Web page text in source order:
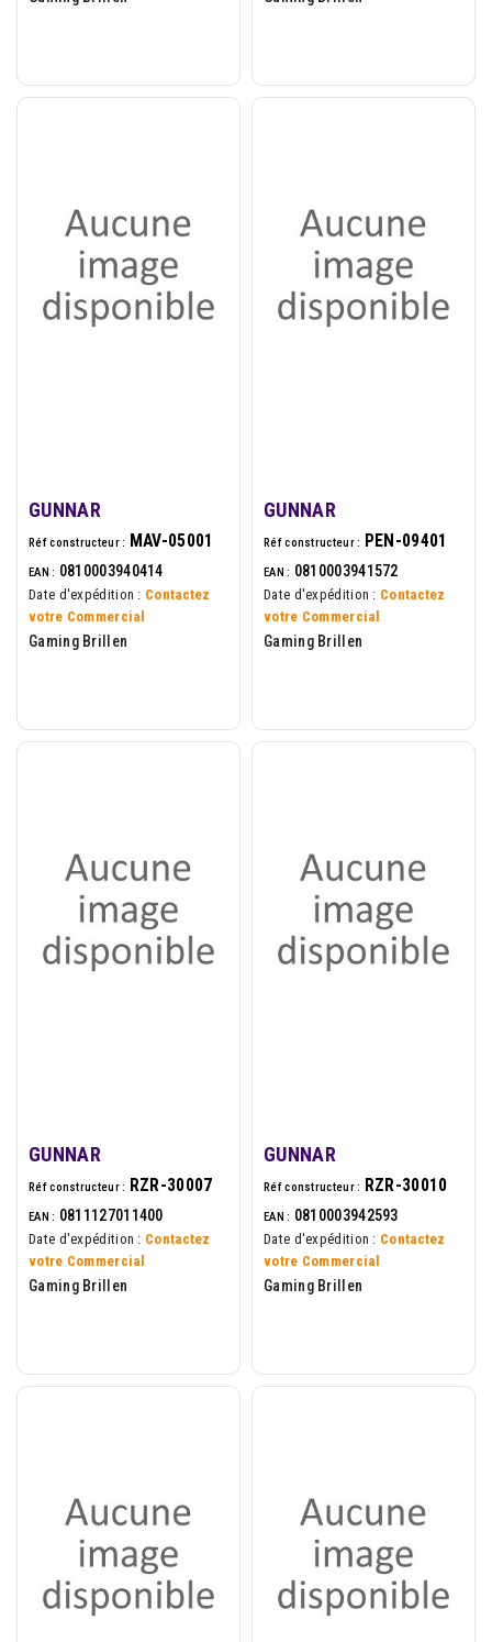
GUNNAR
Réf constructeur : MAV-05001
EAN : 0810003940414
Date d'expédition : Contactez
votre Commercial
Gaming Brillen
GUNNAR
Réf constructeur : PEN-09401
EAN : 0810003941572
Date d'expédition : Contactez
votre Commercial
Gaming Brillen
GUNNAR
Réf constructeur : RZR-30007
EAN : 0811127011400
Date d'expédition : Contactez
votre Commercial
Gaming Brillen
GUNNAR
Réf constructeur : RZR-30010
EAN : 0810003942593
Date d'expédition : Contactez
votre Commercial
Gaming Brillen